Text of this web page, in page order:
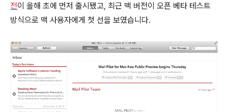
전이 올해 초에 먼저 출시됐고, 최근 맥 버전이 오픈 베타 테스트
방식으로 맥 사용자에게 첫 선을 보였습니다.